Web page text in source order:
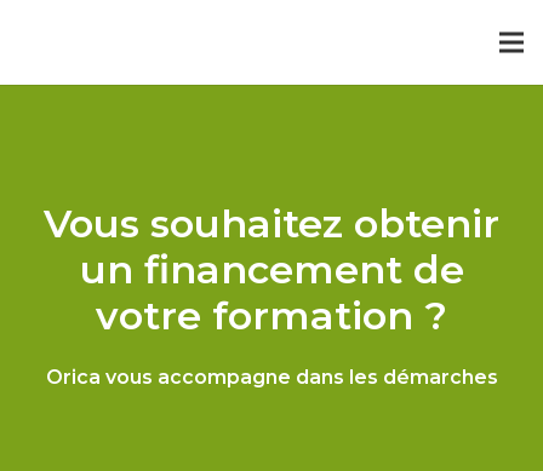
Vous souhaitez obtenir
un financement de
votre formation ?
Orica vous accompagne dans les démarches